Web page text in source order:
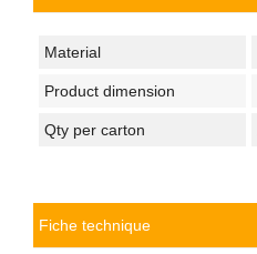
Material
Product dimension
Qty per carton
Fiche technique